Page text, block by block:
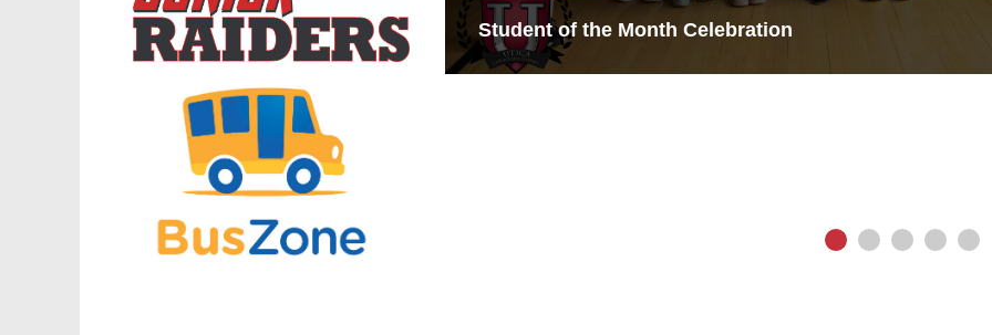
Student of the Month Celebration
Student of the Month Celebration